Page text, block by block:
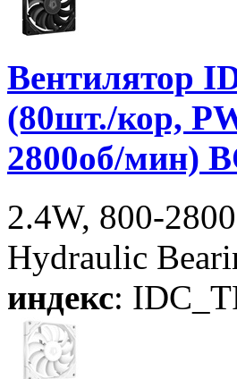
Вентилятор
(80шт./кор,
2800об/мин)
2.4W, 800-
Hydraulic
индекс: